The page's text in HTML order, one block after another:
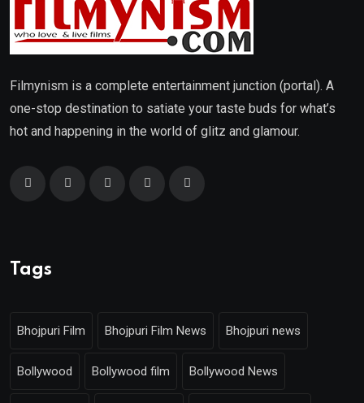
Filmynism is a complete entertainment junction (portal). A
one-stop destination to satiate your taste buds for what’s
hot and happening in the world of glitz and glamour.
Tags
Bhojpuri Film Bhojpuri Film News Bhojpuri news
Bollywood Bollywood film Bollywood News